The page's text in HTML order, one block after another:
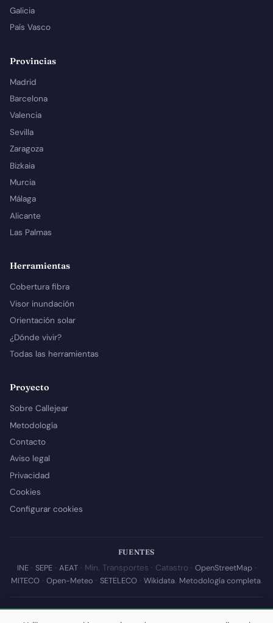
Galicia
País Vasco
Provincias
Madrid
Barcelona
Valencia
Sevilla
Zaragoza
Bizkaia
Murcia
Málaga
Alicante
Las Palmas
Herramientas
Cobertura fibra
Visor inundación
Orientación solar
¿Dónde vivir?
Todas las herramientas
Proyecto
Sobre Callejear
Metodología
Contacto
Aviso legal
Privacidad
Cookies
Configurar cookies
FUENTES
INE· SEPE· AEAT· Min. Transportes · Catastro · OpenStreetMap·
MITECO· Open-Meteo · SETELECO· Wikidata. Metodología completa.
© 2026 Callejear.com — Directorio municipal de España con datos